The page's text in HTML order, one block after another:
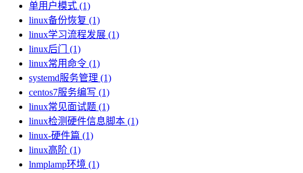
单用户模式 (1)
linux备份恢复 (1)
linux学习流程发展 (1)
linux后门 (1)
linux常用命令 (1)
systemd服务管理 (1)
centos7服务编写 (1)
linux常见面试题 (1)
linux检测硬件信息脚本 (1)
linux-硬件篇 (1)
linux高阶 (1)
lnmplamp环境 (1)